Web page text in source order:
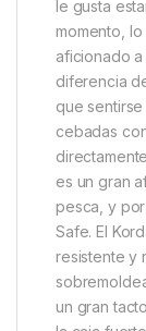
densa.
perfecto,
sobre la
un cebo de
tentación
ya que
molestar o
sólo el
pesca. Si
le gusta
aficionado